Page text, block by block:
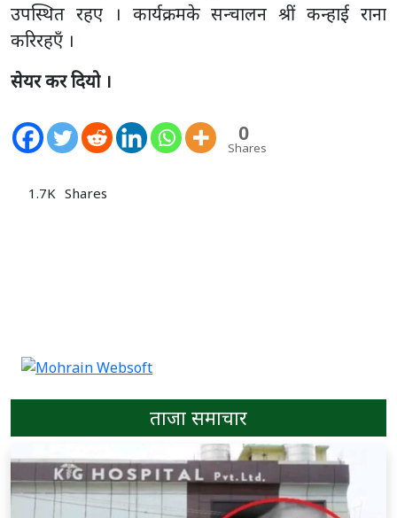
उपस्थित रहए । कार्यक्रमके सन्चालन श्रीं कन्हाई राना
करिरहएँ ।
सेयर कर दियो ।
0
Shares
1.7K Shares
ताजा समाचार